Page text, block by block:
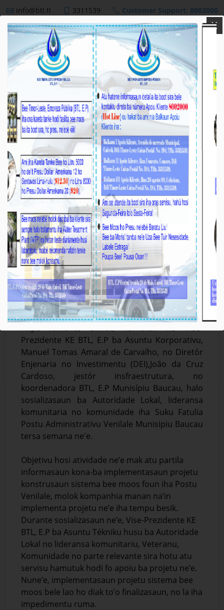
info@btl.tl 3311539 Customer Support: 8002000
BTL,E.P
NEWS
Molok implementa projetu foun sistema bee
moos iha PA Venilale, BTL,E.P halo uluk
sosializasaun ba Autoridade Lokal, lideransa
komunitaria, no Komunidade sira.
Média_BTL, E.P April-01-2026
Baucau,01,Abril 2026-Vise-Prezidente Komisaun
Ezekutiva (KE) BTL, E.P ba Asuntu Tékniku, José
Filipe Ximenes Smith, hamutuk ho Vise-
Prezidente KE BTL, E.P ba Asuntu Korporativu,
Manuel Tomas Amaral de Carvalho, no Diretór
Enjenaria no Investimentu (DEI),João da Cruz
Cardoso, jestór insfraestrutura, no
koordenadora BTL, E.P Munisípiu Baucau, halo
sosializasaun ba Autoridade Lokal, lideransa
komunitaria no komunidade iha Suku Fatulia
Postu Administrativu Venilale Munisipiu Baucau
tersa semana ne'e.
Objetivu hosi atividade ne’e mak atu partila
informasaun kona-ba implementasaun projetu
konstrusaun sistema bee moos foun iha Postu
Venilale, molok kompanhia manan na’in
implementa projetu ne’e iha tempu besik.
Durante sosializasaun ne’e, Vise-Prezidente KE
BTL, E.P ba Asuntu Tékniku husu ba Autoridade
Lokal no lideransa komunitariu, Veteranu,
Komunidade no parte relevante sira hotu atu
servisu hamutuk hodi fo apoiu ba projetu ne’e.
Nune’e, implementasaun projetu sistema bee
moos bele lao ho diak to’o finalizasaun, no la iha
impedimentu ruma.
X